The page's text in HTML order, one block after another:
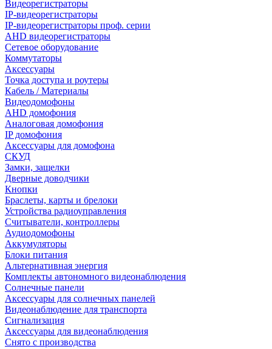
Видеорегистраторы
IP-видеорегистраторы
IP-видеорегистраторы проф. серии
AHD видеорегистраторы
Сетевое оборудование
Коммутаторы
Аксессуары
Точка доступа и роутеры
Кабель / Материалы
Видеодомофоны
AHD домофония
Аналоговая домофония
IP домофония
Аксессуары для домофона
СКУД
Замки, защелки
Дверные доводчики
Кнопки
Браслеты, карты и брелоки
Устройства радиоуправления
Считыватели, контроллеры
Аудиодомофоны
Аккумуляторы
Блоки питания
Альтернативная энергия
Комплекты автономного видеонаблюдения
Солнечные панели
Аксессуары для солнечных панелей
Видеонаблюдение для транспорта
Сигнализация
Аксессуары для видеонаблюдения
Снято с производства